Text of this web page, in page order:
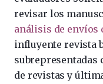
revisar los
análisis de envíos
influyente revista
subrepresentadas
de revistas y